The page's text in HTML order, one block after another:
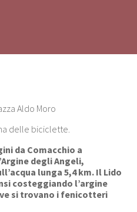
Aldo Moro
delle biciclette.
da Comacchio a
degli Angeli,
lunga 5,4 km. Il Lido
costeggiando l’argine
si trovano i fenicotteri